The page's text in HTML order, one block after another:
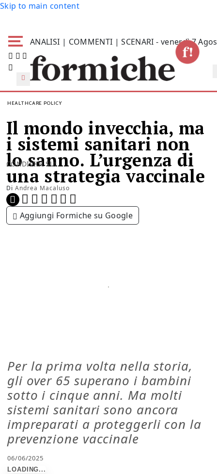
Skip to main content
ANALISI | COMMENTI | SCENARI - venerdì 7
HEALTHCARE POLICY
Il mondo invecchia, ma
i sistemi sanitari non
lo sanno. L’urgenza di
una strategia vaccinale
Di Andrea Macaluso
CONDIVIDI SU:
Aggiungi Formiche su Google
Per la prima volta nella storia,
gli over 65 superano i bambini
sotto i cinque anni. Ma molti
sistemi sanitari sono ancora
impreparati a proteggerli con la
prevenzione vaccinale
06/06/2025